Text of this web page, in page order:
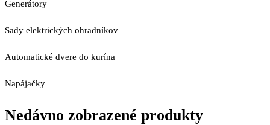
Generátory
Sady elektrických ohradníkov
Automatické dvere do kurína
Napájačky
Nedávno zobrazené produkty